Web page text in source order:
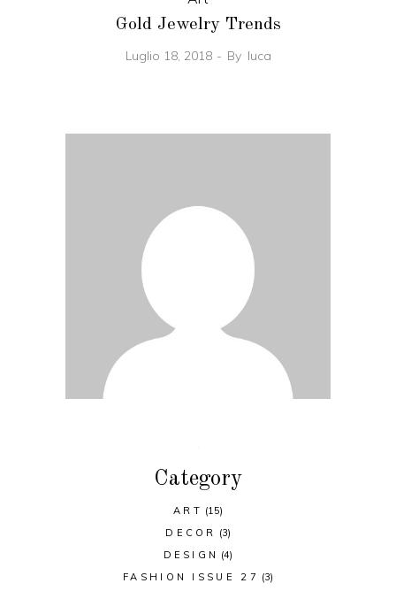
Gold Jewelry Trends
Luglio 18, 2018 By luca
Category
ART (15)
DECOR
(3)
DESIGN (4)
FASHION ISSUE 27 (3)